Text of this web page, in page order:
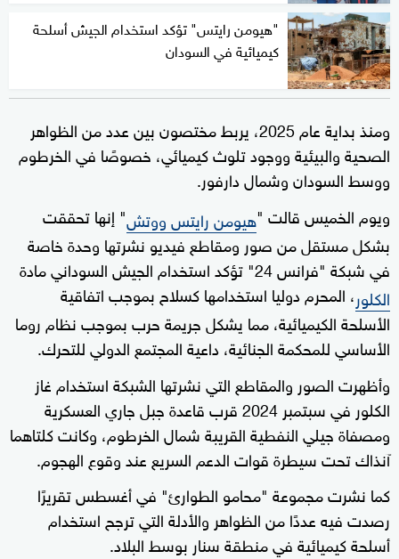
"هيومن رايتس" تؤكد استخدام الجيش أسلحة
كيميائية في السودان
ومنذ بداية عام 2025، يربط مختصون بين عدد من الظواهر
الصحية والبيئية ووجود تلوث كيميائي، خصوصًا في الخرطوم
ووسط السودان وشمال دارفور.
ويوم الخميس قالت "هيومن رايتس ووتش" إنها تحققت
بشكل مستقل من صور ومقاطع فيديو نشرتها وحدة خاصة
في شبكة "فرانس 24" تؤكد استخدام الجيش السوداني مادة
الكلور، المحرم دوليا استخدامها كسلاح بموجب اتفاقية
الأسلحة الكيميائية، مما يشكل جريمة حرب بموجب نظام روما
الأساسي للمحكمة الجنائية، داعية المجتمع الدولي للتحرك.
وأظهرت الصور والمقاطع التي نشرتها الشبكة استخدام غاز
الكلور في سبتمبر 2024 قرب قاعدة جبل جاري العسكرية
ومصفاة جيلي النفطية القريبة شمال الخرطوم، وكانت كلتاهما
آنذاك تحت سيطرة قوات الدعم السريع عند وقوع الهجوم.
كما نشرت مجموعة "محامو الطوارئ" في أغسطس تقريرًا
رصدت فيه عددًا من الظواهر والأدلة التي ترجح استخدام
أسلحة كيميائية في منطقة سنار بوسط البلاد.